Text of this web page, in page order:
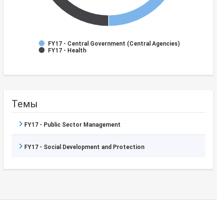
FY17 - Central Government (Central Agencies)
FY17 - Health
Темы
FY17 - Public Sector Management
FY17 - Social Development and Protection